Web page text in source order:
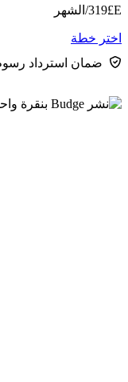
E£
319/الشهر
اختر خطة
ضمان استرداد رسوم